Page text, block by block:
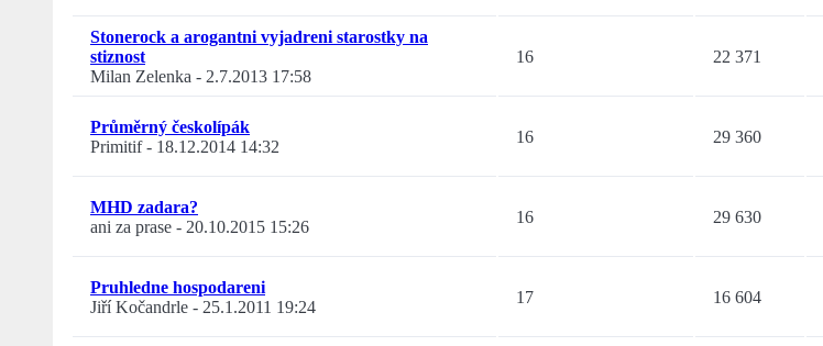
Stonerock a arogantni vyjadreni starostky na
stiznost
Milan Zelenka - 2.7.2013 17:58
16 22 371
Průměrný českolípák
Primitif- 18.12.2014 14:32
16 29 360
MHD zadara?
ani za prase - 20.10.2015 15:26
16 29 630
Pruhledne hospodareni
Jiří Kočandrle - 25.1.2011 19:24
17 16 604